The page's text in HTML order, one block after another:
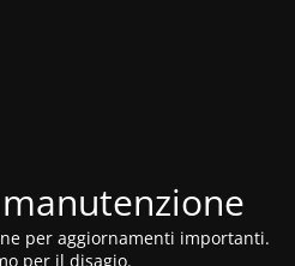
per aggiornamenti importanti.
per il disagio.